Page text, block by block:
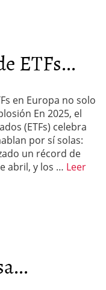
ETFs...
en Europa no solo
En 2025, el
(ETFs) celebra
por sí solas:
un récord de
abril, y los … Leer